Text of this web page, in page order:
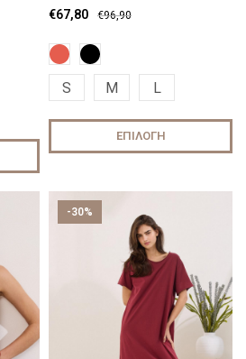
€96,90
€67,80
S M L
ΕΠΙΛΟΓΉ
-30%